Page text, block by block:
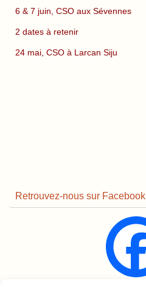
6 & 7 juin, CSO aux Sévennes
2 dates à retenir
24 mai, CSO à Larcan Siju
Retrouvez-nous sur Facebook